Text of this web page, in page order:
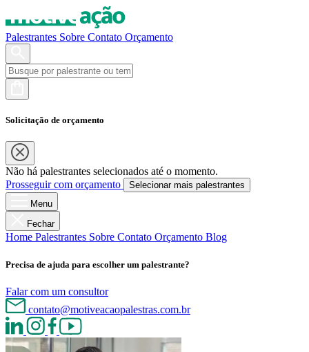
Palestrantes Sobre Contato Orçamento
Solicitação de orçamento
Não há palestrantes selecionados até o momento.
Prosseguir com orçamento
Selecionar mais palestrantes
Menu
Fechar
Home Palestrantes Sobre Contato Orçamento Blog
Precisa de ajuda para escolher um palestrante?
Falar com um consultor
contato@motiveacaopalestras.com.br